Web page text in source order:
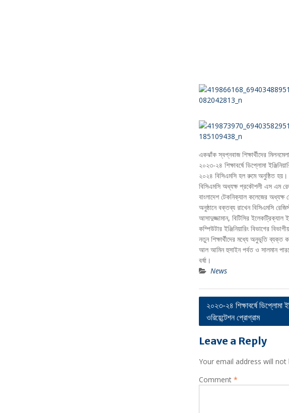
একঝাঁক স্বপ্নবাজ শিক্ষার্থীদের
২০২৩-২৪ শিক্ষাবর্ষে ডিপ্লোমা
২০২৪ বিসিএমসি হল রুমে অনুষ্ঠিত হয়।
বিসিএমসি অধ্যক্ষ প্রকৌশলী এস এম
বাংলাদেশ টেকনিক্যাল কলেজের অধ্যক্ষ
অনুষ্ঠানে বক্তব্য রাখেন বিসিএমসি
আসাদুজ্জামান, বিটিসির ইলেকট্রিক্যাল
কম্পিউটার ইঞ্জিনিয়ারিং বিভাগের
নতুন শিক্ষার্থীদের মধ্যে অনুভূতি ব্যক্ত
আল আমিন হুসাইন পর্বত ও সালমান
বর্ষা।
News
Post
navigation
২০২৩-২৪ শিক্ষাবর্ষে ডিপ্লোমা
ওরিয়েন্টেশন প্রোগ্রাম
Leave a Reply
Your email address will not
Comment *